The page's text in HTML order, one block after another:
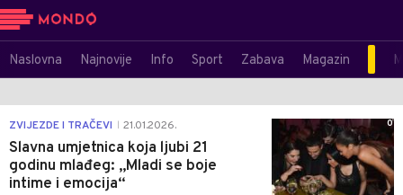
Naslovna Najnovije Info Sport Zabava Magazin
ZVIJEZDE I TRAČEVI 21.01.2026.
Slavna umjetnica koja ljubi 21
godinu mlađeg: „Mladi se boje
intime i emocija“
0